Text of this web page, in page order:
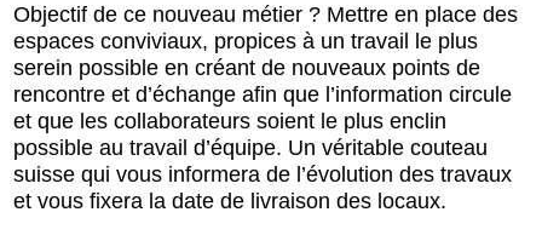
Objectif de ce nouveau métier ? Mettre en place des
espaces conviviaux, propices à un travail le plus
serein possible en créant de nouveaux points de
rencontre et d’échange afin que l’information circule
et que les collaborateurs soient le plus enclin
possible au travail d’équipe. Un véritable couteau
suisse qui vous informera de l’évolution des travaux
et vous fixera la date de livraison des locaux.